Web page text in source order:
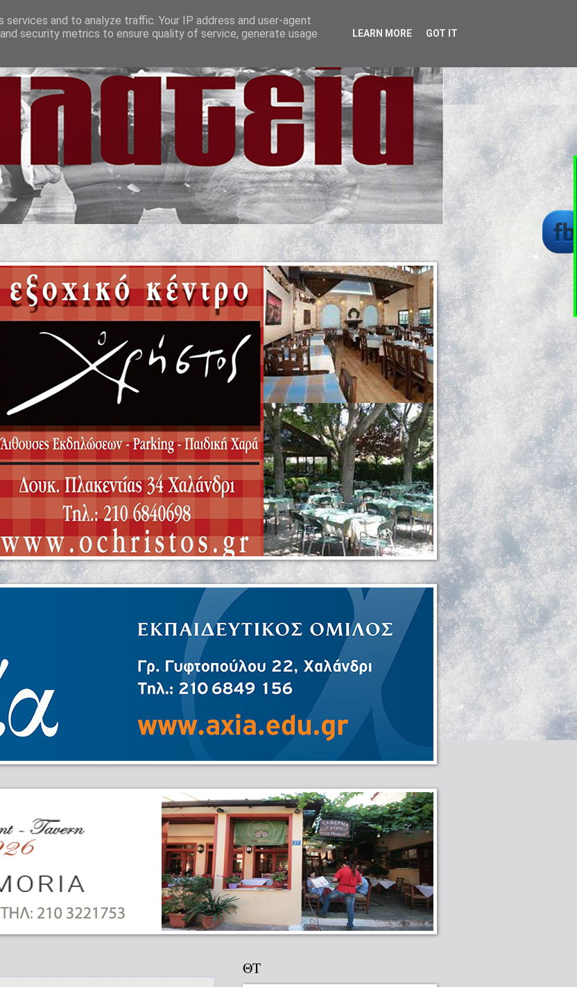
ΘΤ
and to analyze traffic. Your IP address and user-agent
security metrics to ensure quality of service, generate usage
LEARN MORE GOT IT